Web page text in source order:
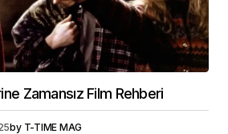
Zamansız Film Rehberi
by T-TIME MAG